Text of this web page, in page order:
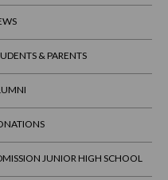
& PARENTS
JUNIOR HIGH SCHOOL